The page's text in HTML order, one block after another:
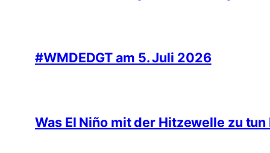
#WMDEDGT am 5. Juli 2026
Was El Niño mit der Hitzewelle zu tun